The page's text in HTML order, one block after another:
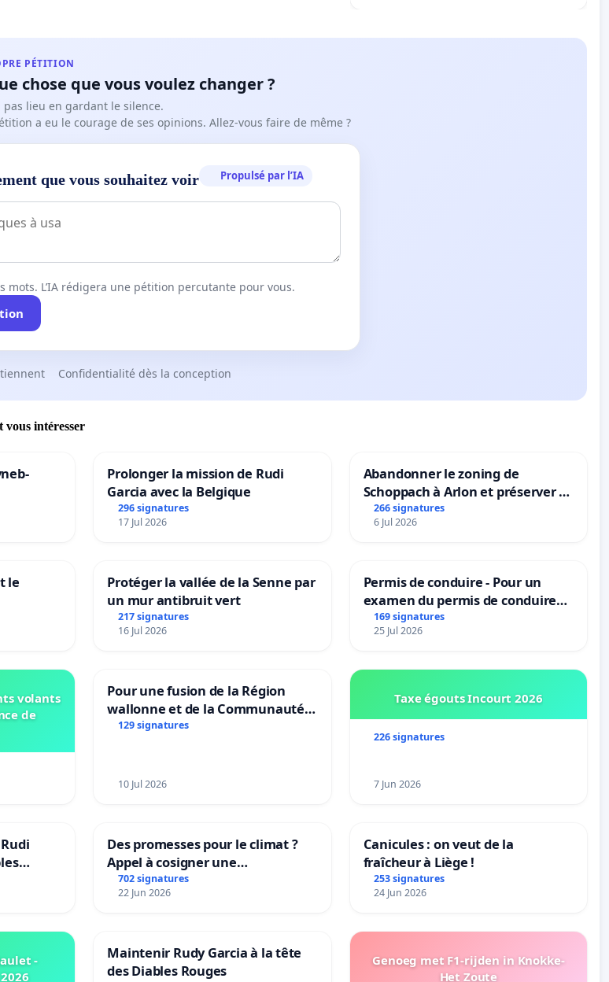
PÉTITION
chose que vous voulez changer ?
pas lieu en gardant le silence.
a eu le courage de ses opinions. Allez-vous faire de même ?
que vous souhaitez voir Propulsé par l’IA
mots. L’IA rédigera une pétition percutante pour vous.
Confidentialité dès la conception
intéresser
Prolonger la mission de Rudi
Garcia avec la Belgique
296 signatures
17 Jul 2026
Abandonner le zoning de
Schoppach à Arlon et préserver le
site naturel
266 signatures
6 Jul 2026
le
Protéger la vallée de la Senne par
un mur antibruit vert
217 signatures
16 Jul 2026
Permis de conduire - Pour un
examen du permis de conduire
accessible dans plusieurs langues
à Bruxelles
169 signatures
25 Jul 2026
volants
de
Pour une fusion de la Région
wallonne et de la Communauté
française (Fédération Wallonie-
129 signatures
10 Jul 2026
Taxe égouts Incourt 2026
226 signatures
7 Jun 2026
Des promesses pour le climat ?
Appel à cosigner une
interpellation des ministres
wallons du climat et de
702 signatures
22 Jun 2026
Canicules : on veut de la
fraîcheur à Liège !
253 signatures
24 Jun 2026
-
Maintenir Rudy Garcia à la tête
des Diables Rouges
Genoeg met F1-rijden in Knokke-
Het Zoute